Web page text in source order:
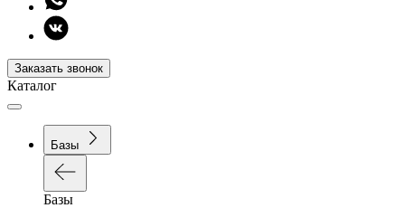
Заказать звонок
Каталог
Базы
Базы